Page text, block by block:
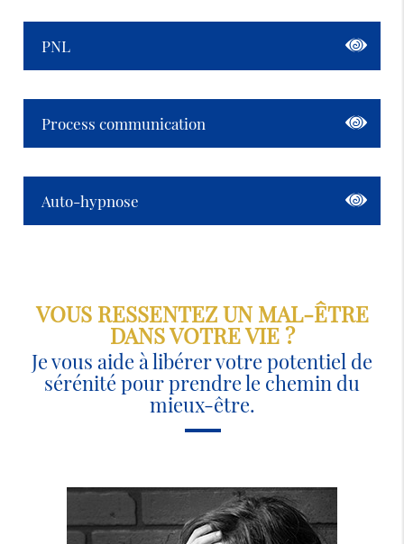
PNL
Process communication
Auto-hypnose
VOUS RESSENTEZ UN MAL-ÊTRE
DANS VOTRE VIE ?
Je vous aide à libérer votre potentiel de
sérénité pour prendre le chemin du
mieux-être.